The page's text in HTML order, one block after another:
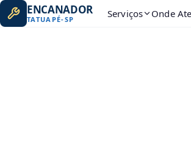
ENCANADOR
TATUAPÉ-SP Serviços Onde